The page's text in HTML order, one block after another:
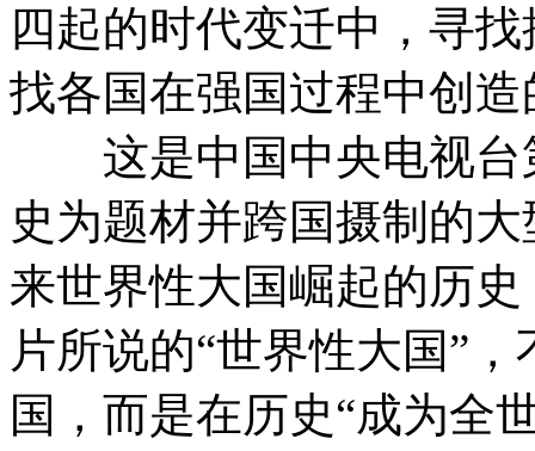
四起的时代变迁中，寻
找各国在强国过程中创
这是中国中央电视台
史为题材并跨国摄制的
来世界性大国崛起的历
片所说的“世界性大国”
国，而是在历史“成为全